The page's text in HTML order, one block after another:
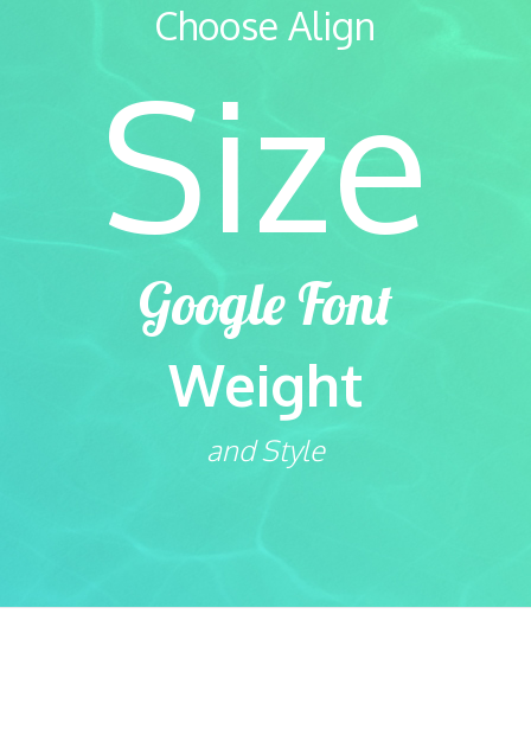
Choose Align
Size
Google Font
Weight
and Style